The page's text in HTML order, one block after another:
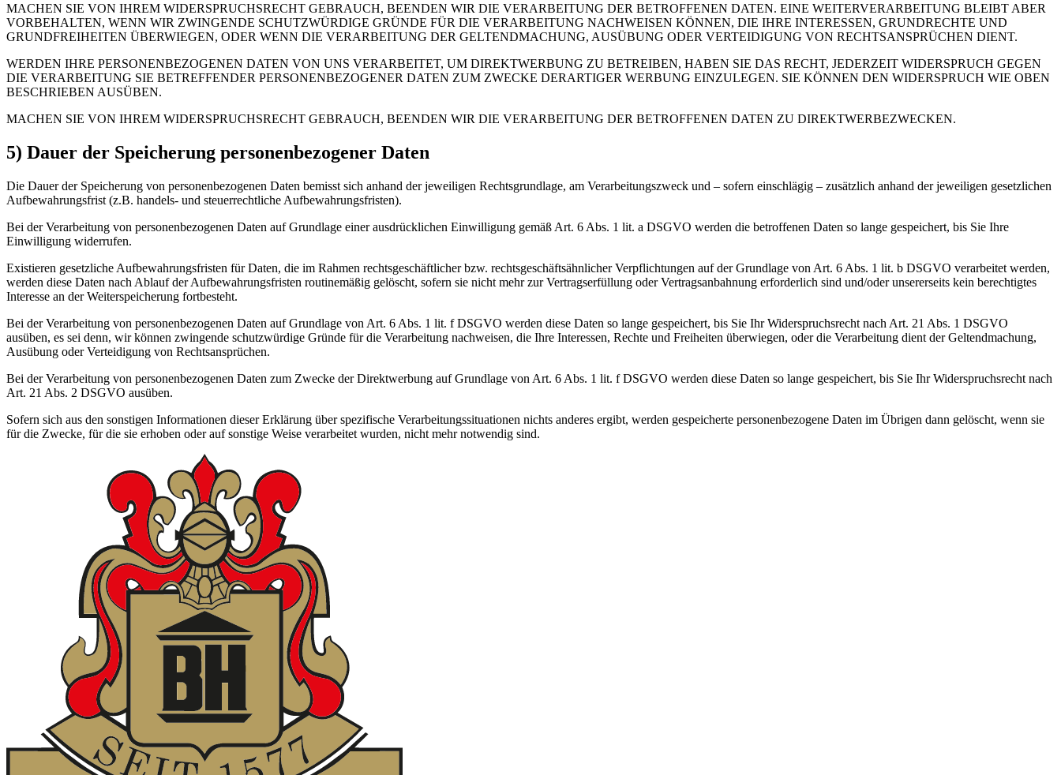
MACHEN SIE VON IHREM WIDERSPRUCHSRECHT GEBRAUCH, BEENDEN WIR DIE VERARBEITUNG DER BETROFFENEN DATEN. EINE WEITERVERARBEITUNG BLEIBT ABER
VORBEHALTEN, WENN WIR ZWINGENDE SCHUTZWÜRDIGE GRÜNDE FÜR DIE VERARBEITUNG NACHWEISEN KÖNNEN, DIE IHRE INTERESSEN, GRUNDRECHTE UND
GRUNDFREIHEITEN ÜBERWIEGEN, ODER WENN DIE VERARBEITUNG DER GELTENDMACHUNG, AUSÜBUNG ODER VERTEIDIGUNG VON RECHTSANSPRÜCHEN DIENT.
WERDEN IHRE PERSONENBEZOGENEN DATEN VON UNS VERARBEITET, UM DIREKTWERBUNG ZU BETREIBEN, HABEN SIE DAS RECHT, JEDERZEIT WIDERSPRUCH GEGEN
DIE VERARBEITUNG SIE BETREFFENDER PERSONENBEZOGENER DATEN ZUM ZWECKE DERARTIGER WERBUNG EINZULEGEN. SIE KÖNNEN DEN WIDERSPRUCH WIE OBEN
BESCHRIEBEN AUSÜBEN.
MACHEN SIE VON IHREM WIDERSPRUCHSRECHT GEBRAUCH, BEENDEN WIR DIE VERARBEITUNG DER BETROFFENEN DATEN ZU DIREKTWERBEZWECKEN.
5) Dauer der Speicherung personenbezogener Daten
Die Dauer der Speicherung von personenbezogenen Daten bemisst sich anhand der jeweiligen Rechtsgrundlage, am Verarbeitungszweck und – sofern einschlägig – zusätzlich anhand der jeweiligen gesetzlichen
Aufbewahrungsfrist (z.B. handels- und steuerrechtliche Aufbewahrungsfristen).
Bei der Verarbeitung von personenbezogenen Daten auf Grundlage einer ausdrücklichen Einwilligung gemäß Art. 6 Abs. 1 lit. a DSGVO werden die betroffenen Daten so lange gespeichert, bis Sie Ihre
Einwilligung widerrufen.
Existieren gesetzliche Aufbewahrungsfristen für Daten, die im Rahmen rechtsgeschäftlicher bzw. rechtsgeschäftsähnlicher Verpflichtungen auf der Grundlage von Art. 6 Abs. 1 lit. b DSGVO verarbeitet werden,
werden diese Daten nach Ablauf der Aufbewahrungsfristen routinemäßig gelöscht, sofern sie nicht mehr zur Vertragserfüllung oder Vertragsanbahnung erforderlich sind und/oder unsererseits kein berechtigtes
Interesse an der Weiterspeicherung fortbesteht.
Bei der Verarbeitung von personenbezogenen Daten auf Grundlage von Art. 6 Abs. 1 lit. f DSGVO werden diese Daten so lange gespeichert, bis Sie Ihr Widerspruchsrecht nach Art. 21 Abs. 1 DSGVO
ausüben, es sei denn, wir können zwingende schutzwürdige Gründe für die Verarbeitung nachweisen, die Ihre Interessen, Rechte und Freiheiten überwiegen, oder die Verarbeitung dient der Geltendmachung,
Ausübung oder Verteidigung von Rechtsansprüchen.
Bei der Verarbeitung von personenbezogenen Daten zum Zwecke der Direktwerbung auf Grundlage von Art. 6 Abs. 1 lit. f DSGVO werden diese Daten so lange gespeichert, bis Sie Ihr Widerspruchsrecht nach
Art. 21 Abs. 2 DSGVO ausüben.
Sofern sich aus den sonstigen Informationen dieser Erklärung über spezifische Verarbeitungssituationen nichts anderes ergibt, werden gespeicherte personenbezogene Daten im Übrigen dann gelöscht, wenn sie
für die Zwecke, für die sie erhoben oder auf sonstige Weise verarbeitet wurden, nicht mehr notwendig sind.